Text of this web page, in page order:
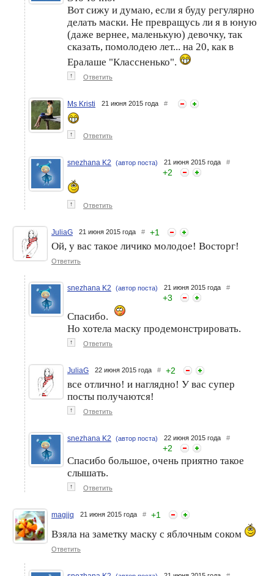
Вот сижу и думаю, если я буду регулярно
делать маски. Не превращусь ли я в юную
(даже вернее, маленькую) девочку, так
сказать, помолодею лет... на 20, как в
Ералаше "Классненько".
↑ Ответить
Ms Kristi 21 июня 2015 года #
↑ Ответить
snezhana K2 (автор поста) 21 июня 2015 года #
+2
↑ Ответить
JuliaG 21 июня 2015 года # +1
Ой, у вас такое личико молодое! Восторг!
Ответить
snezhana K2 (автор поста) 21 июня 2015 года #
+3
Спасибо.
Но хотела маску продемонстрировать.
↑ Ответить
JuliaG 22 июня 2015 года # +2
все отлично! и наглядно! У вас супер
посты получаются!
↑ Ответить
snezhana K2 (автор поста) 22 июня 2015 года #
+2
Спасибо большое, очень приятно такое
слышать.
↑ Ответить
magjjq 21 июня 2015 года # +1
Взяла на заметку маску с яблочным соком
Ответить